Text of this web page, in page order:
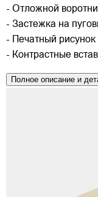
- Отложной
- Застежка на
- Печатный рисунок
- Контрастные
Полное описание и